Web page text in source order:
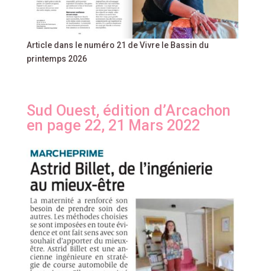
Article dans le numéro 21 de Vivre le Bassin du
printemps 2026
Sud Ouest, édition d’Arcachon
en page 22, 21 Mars 2022